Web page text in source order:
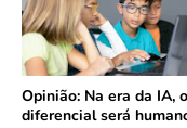
Opinião: Na era da IA, o
diferencial será